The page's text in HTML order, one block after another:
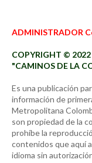
ADMINISTRADOR
COPYRIGHT © 2022
"CAMINOS DE LA
Es una publicación
información de
Metropolitana
son propiedad de la
prohíbe la
contenidos que aquí
idioma sin